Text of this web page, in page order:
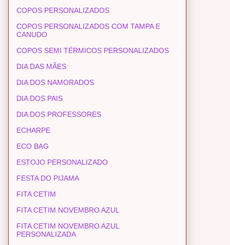
COPOS PERSONALIZADOS
COPOS PERSONALIZADOS COM TAMPA E
CANUDO
COPOS SEMI TÉRMICOS PERSONALIZADOS
DIA DAS MÃES
DIA DOS NAMORADOS
DIA DOS PAIS
DIA DOS PROFESSORES
ECHARPE
ECO BAG
ESTOJO PERSONALIZADO
FESTA DO PIJAMA
FITA CETIM
FITA CETIM NOVEMBRO AZUL
FITA CETIM NOVEMBRO AZUL
PERSONALIZADA